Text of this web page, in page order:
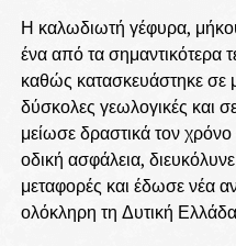
Η καλωδιωτή γέφυρα,
ένα από τα σημαντικότερα
καθώς κατασκευάστηκε σε
δύσκολες γεωλογικές και
μείωσε δραστικά τον
οδική ασφάλεια,
μεταφορές και έδωσε νέα
ολόκληρη τη Δυτική